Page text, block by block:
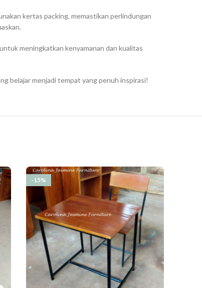
kertas packing, memastikan perlindungan
meningkatkan kenyamanan dan kualitas
belajar menjadi tempat yang penuh inspirasi!
-15%